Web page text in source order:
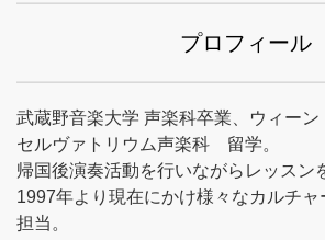
プロフィール
武蔵野音楽大学 声楽科卒業、ウィー
セルヴァトリウム声楽科 留学。
帰国後演奏活動を行いながらレッスン
1997年より現在にかけ様々なカルチ
担当。